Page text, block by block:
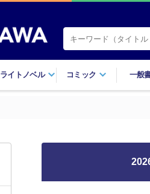
ライトノベル コミック 一般